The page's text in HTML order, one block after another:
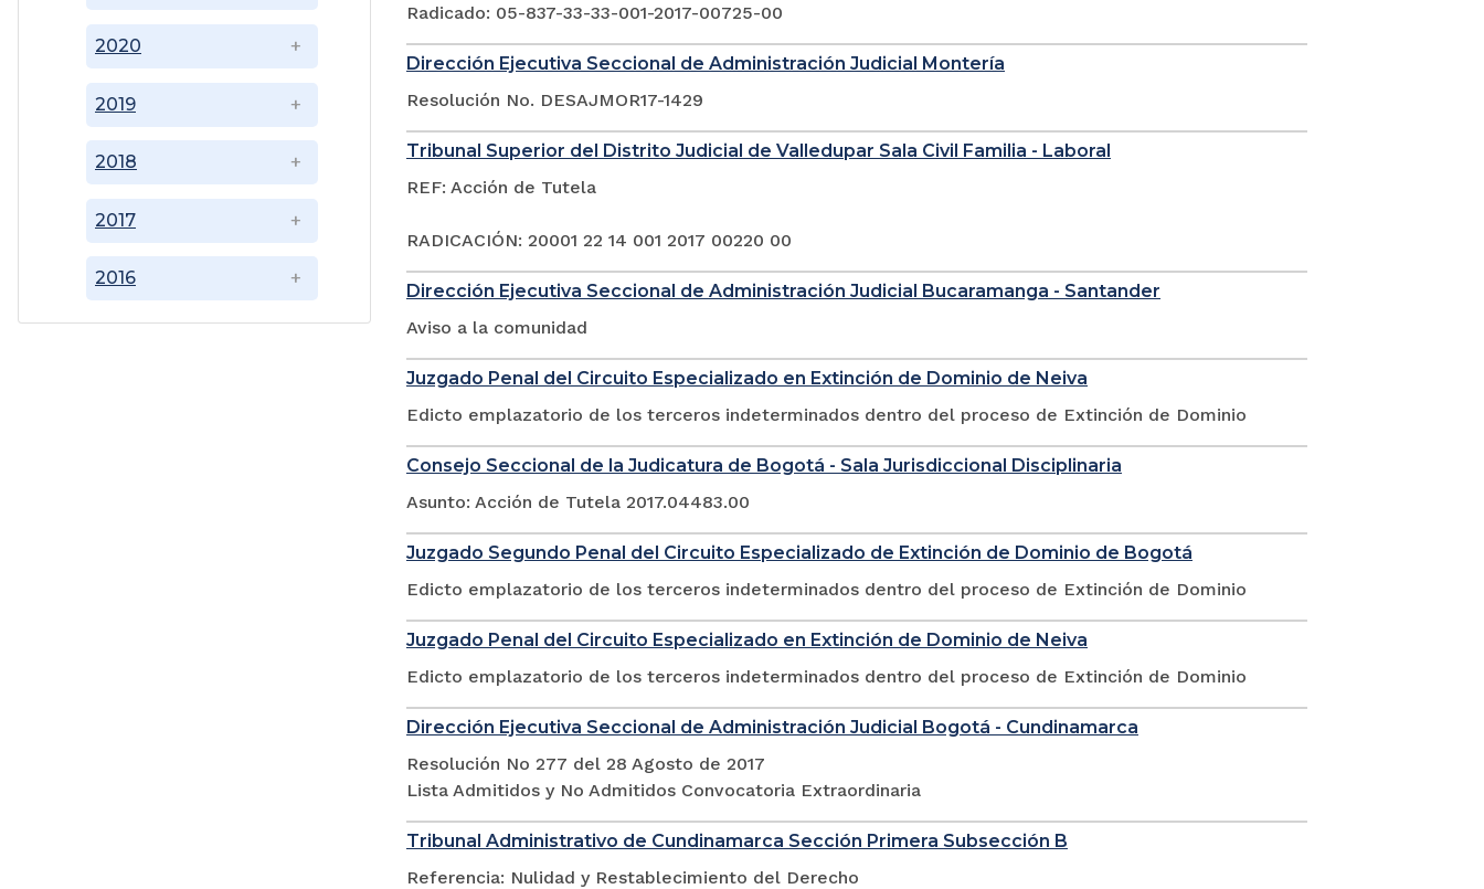
2016
2017
2018
2019
2020
Radicado: 05-837-33-33-001-2017-00725-00
Dirección Ejecutiva Seccional de Administración Judicial Montería
Resolución No. DESAJMOR17-1429
Tribunal Superior del Distrito Judicial de Valledupar Sala Civil Familia - Laboral
REF: Acción de Tutela
RADICACIÓN: 20001 22 14 001 2017 00220 00
Dirección Ejecutiva Seccional de Administración Judicial Bucaramanga - Santander
Aviso a la comunidad
Juzgado Penal del Circuito Especializado en Extinción de Dominio de Neiva
Edicto emplazatorio de los terceros indeterminados dentro del proceso de Extinción de Dominio
Consejo Seccional de la Judicatura de Bogotá - Sala Jurisdiccional Disciplinaria
Asunto: Acción de Tutela 2017.04483.00
Juzgado Segundo Penal del Circuito Especializado de Extinción de Dominio de Bogotá
Edicto emplazatorio de los terceros indeterminados dentro del proceso de Extinción de Dominio
Juzgado Penal del Circuito Especializado en Extinción de Dominio de Neiva
Edicto emplazatorio de los terceros indeterminados dentro del proceso de Extinción de Dominio
Dirección Ejecutiva Seccional de Administración Judicial Bogotá - Cundinamarca
Resolución No 277 del 28 Agosto de 2017
Lista Admitidos y No Admitidos Convocatoria Extraordinaria
Tribunal Administrativo de Cundinamarca Sección Primera Subsección B
Referencia: Nulidad y Restablecimiento del Derecho